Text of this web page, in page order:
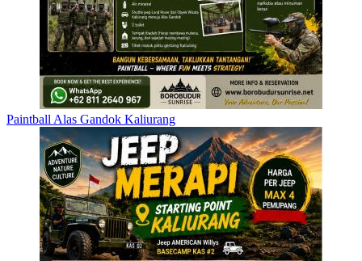
Paintball Alas Gandok Kaliurang